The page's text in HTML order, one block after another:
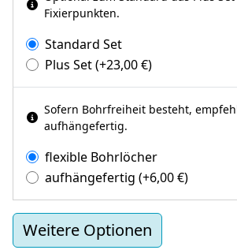
Fixierpunkten.
Standard Set
Plus Set(+23,00€)
Sofern Bohrfreiheit besteht,
aufhängefertig.
flexible Bohrlöcher
aufhängefertig (+6,00€)
Weitere Optionen